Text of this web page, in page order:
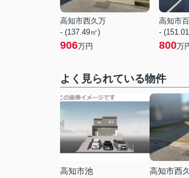
高知市西久万
- (137.49㎡)
906万円
高知市
-
800万
よく見られている物件
高知市池
高知市西